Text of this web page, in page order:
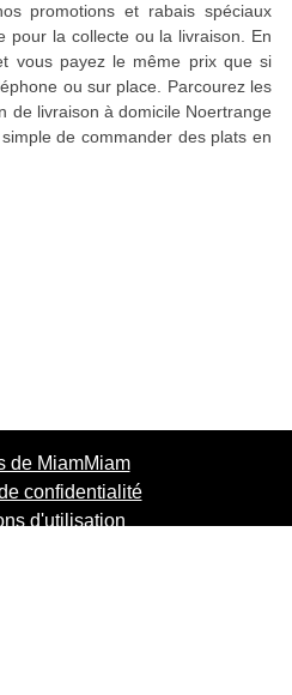
promotions et rabais spéciaux
pour la collecte ou la livraison. En
vous payez le même prix que si
ou sur place. Parcourez les
de livraison à domicile Noertrange
de commander des plats en
de MiamMiam
confidentialité
d'utilisation